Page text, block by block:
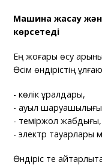
Машина жасау
көрсетеді
Ең жоғары өсу
Өсім өндірістің
- көлік құралдары,
- ауыл шаруашылығы
- теміржол жабдығы,
- электр тауарлары
Өндіріс те